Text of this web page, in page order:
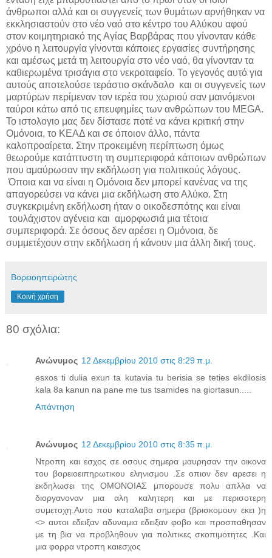
άνθρωποι αλλά και οι συγγενείς των θυμάτων αρνήθηκαν να
εκκλησιαστούν στο νέο ναό στο κέντρο του Αλύκου αφού
στον κοιμητηριακό της Αγίας Βαρβάρας που γίνονταν κάθε
χρόνο η λειτουργία γίνονται κάποιες εργασίες συντήρησης
και αμέσως μετά τη λειτουργία στο νέο ναό, θα γίνονταν τα
καθιερωμένα τρισάγια στο νεκροταφείο. Το γεγονός αυτό για
αυτούς αποτελούσε τεράστιο σκάνδαλο και οι συγγενείς των
μαρτύρων περίμεναν τον ιερέα του χωριού σαν μαινόμενοι
ταύροι κάτω από τις επευφημίες των ανθρώπων του MEGA.
Το ιστολογιο μας δεν δίστασε ποτέ να κάνει κριτική στην
Ομόνοια, το ΚΕΑΔ και σε όποιον άλλο, πάντα
καλοπροαίρετα. Στην προκειμένη περίπτωση όμως
θεωρούμε κατάπτυστη τη συμπεριφορά κάποιων ανθρώπων
που αμαύρωσαν την εκδήλωση για πολιτικούς λόγους.
Όποια και να είναι η Ομόνοια δεν μπορεί κανένας να της
απαγορεύσει να κάνει μια εκδήλωση στο Αλύκο. Στη
συγκεκριμένη εκδήλωση ήταν ο οικοδεσπότης και είναι
τουλάχιστον αγένεια και αμορφωσιά μια τέτοια
συμπεριφορά. Σε όσους δεν αρέσει η Ομόνοια, δε
συμμετέχουν στην εκδήλωση ή κάνουν μια άλλη δική τους.
Βορειοηπειρώτης
Κοινή χρήση
80 σχόλια:
Ανώνυμος 12 Δεκεμβρίου 2010 στις 8:29 π.μ.
esxos ti dulia exun ta kutavia tu berisia se teties ekdilosis
kala 8a kanun na pane me tus tsamides na giortasun.....
Απάντηση
Ανώνυμος 12 Δεκεμβρίου 2010 στις 8:35 π.μ.
Ντροπη και εσχος σε οσους σημερα μαυρησαν την οικονα
του βορειοειπηρωτικου εληνισμου .Σε οπιον δεν αρεσει η
εκδηλωσει της ΟΜΟΝΟΙΑΣ μπορουσε πολυ απλλα να
διοργανοναν μια αλη καλητερη και με περισοτερη
συμετοχη.Αυτο που καταλαβα σημερα (βρισκομουν εκει )η
<> αυτοι εδειξαν αδυναμια εδειξαν φοβο και προσπαθησαν
με τη βια να προβληθουν για πολιτικες σκοπιμοτητες .Και
μια φορρα ντροπη καιεσχος